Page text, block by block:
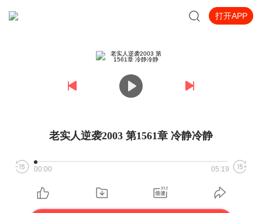
打开APP
老实人逆袭2003 第1561章 冷静冷静
00:00 05:19